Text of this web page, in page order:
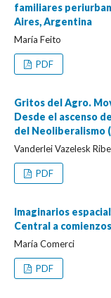
familiares
Aires, Argentina
María Feito
PDF
Gritos del Agro.
Desde el ascenso
del Neoliberalismo
Vanderlei Vazelesk
PDF
Imaginarios
Central a
María Comerci
PDF